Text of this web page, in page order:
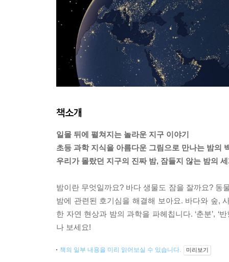
책소개
일몰 뒤에 펼쳐지는 놀라운 지구 이야기
초등 과학 지식을 아름다운 그림으로 만나는 밤의
우리가 몰랐던 지구의 진짜 밤, 잠들지 않는 밤의
밤이란 무엇일까요? 바다 생물도 잠을 잘까요? 동
밤에 관련된 호기심을 해결해 보아요. 바다와 숲,
한 자연 현상과 밤의 과학을 파헤칩니다. ‘춘분’, ‘
나 보세요!
책의 일부 내용을 미리 읽어보실 수 있습니다. 미리보기